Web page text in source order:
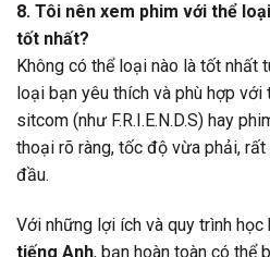
8. Tôi nên xem phim với thể
tốt nhất?
Không có thể loại nào là tốt nhất
loại bạn yêu thích và phù hợp với
sitcom (như F.R.I.E.N.D.S) hay
thoại rõ ràng, tốc độ vừa phải,
đầu.
Với những lợi ích và quy trình học
tiếng Anh, bạn hoàn toàn có thể